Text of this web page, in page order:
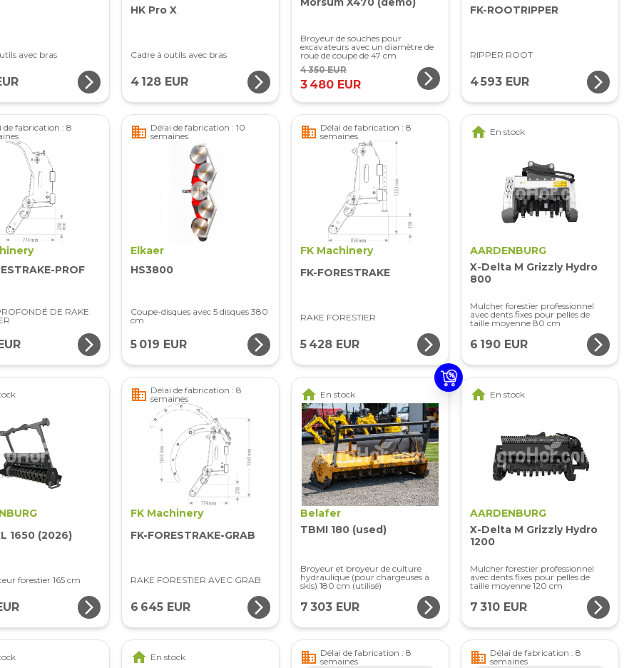
avec bras
arrow_forward_ios
HK Pro X
Cadre à outils avec bras
4 128 EUR arrow_forward_ios
Broyeur de souches pour
excavateurs avec un diamètre de
roue de coupe de 47 cm
4 350 EUR
3 480 EUR arrow_forward_ios
FK-ROOTRIPPER
RIPPER ROOT
4 593 EUR arrow_forward_ios
de fabrication : 8
PROF
DE RAKE
arrow_forward_ios
business Délai de fabrication : 10
semaines
Elkaer
HS3800
Coupe-disques avec 5 disques 380
cm
5 019 EUR arrow_forward_ios
business Délai de fabrication : 8
semaines
FK Machinery
FK-FORESTRAKE
RAKE FORESTIER
5 428 EUR arrow_forward_ios
home En stock
AARDENBURG
X-Delta M Grizzly Hydro
800
Mulcher forestier professionnel
avec dents fixes pour pelles de
taille moyenne 80 cm
6 190 EUR arrow_forward_ios
1650 (2026)
forestier 165 cm
arrow_forward_ios
business Délai de fabrication : 8
semaines
FK Machinery
FK-FORESTRAKE-GRAB
RAKE FORESTIER AVEC GRAB
6 645 EUR arrow_forward_ios
home En stock
Belafer
TBMI 180 (used)
Broyeur et broyeur de culture
hydraulique (pour chargeuses à
skis) 180 cm (utilisé)
7 303 EUR arrow_forward_ios
home En stock
AARDENBURG
X-Delta M Grizzly Hydro
1200
Mulcher forestier professionnel
avec dents fixes pour pelles de
taille moyenne 120 cm
7 310 EUR arrow_forward_ios
home En stock business Délai de fabrication : 8
semaines
business Délai de fabrication : 8
semaines